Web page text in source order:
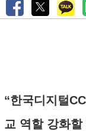
“한국디지털
교 역할 강화할